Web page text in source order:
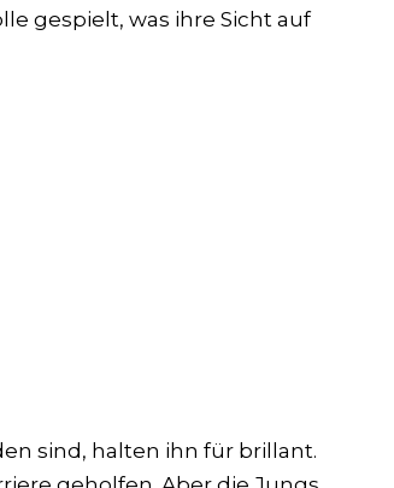
gespielt, was ihre Sicht auf
sind, halten ihn für brillant.